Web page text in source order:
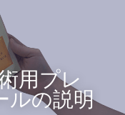
用プレ
ルの説明